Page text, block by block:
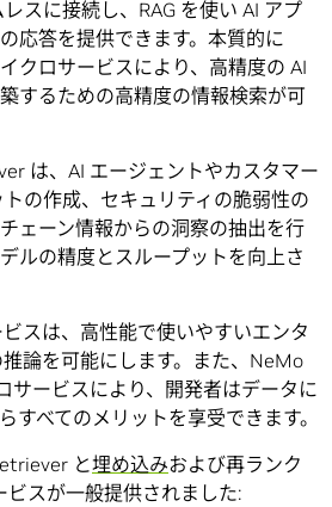
スに接続し、RAG を使い AI アプ
応答を提供できます。本質的に
クロサービスにより、高精度の AI
するための高精度の情報検索が可
は、AI エージェントやカスタマー
の作成、セキュリティの脆弱性の
ェーン情報からの洞察の抽出を行
ルの精度とスループットを向上さ
スは、高性能で使いやすいエンタ
論を可能にします。また、NeMo
サービスにより、開発者はデータに
すべてのメリットを享受できます。
と埋め込みおよび再ランク
スが一般提供されました: